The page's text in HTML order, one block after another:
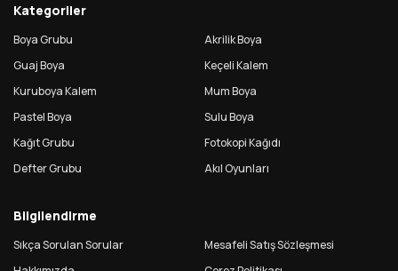
Kategoriler
Boya Grubu
Akrilik Boya
Guaj Boya
Keçeli Kalem
Kuruboya Kalem
Mum Boya
Pastel Boya
Sulu Boya
Kağıt Grubu
Fotokopi Kağıdı
Defter Grubu
Akıl Oyunları
Bilgilendirme
Sıkça Sorulan Sorular
Mesafeli Satış Sözleşmesi